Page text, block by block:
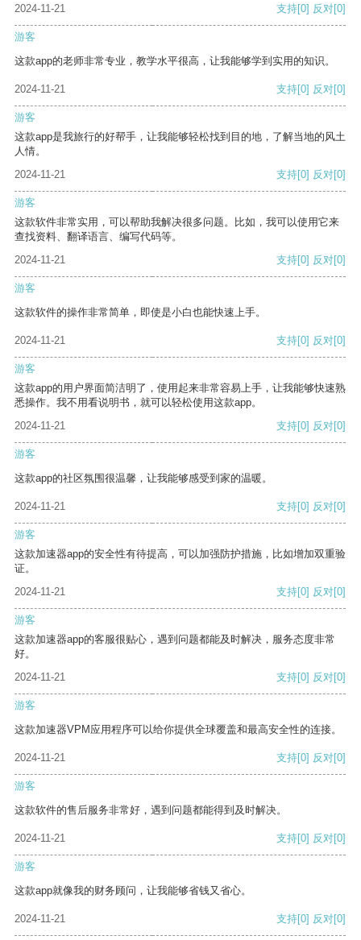
2024-11-21
支持[0] 反对[0]
游客
这款app的老师非常专业，教学水平很高，让我能够学到实用的知识。
2024-11-21 支持[0] 反对[0]
游客
这款app是我旅行的好帮手，让我能够轻松找到目的地，了解当地的风土
人情。
2024-11-21
支持[0] 反对[0]
游客
这款软件非常实用，可以帮助我解决很多问题。比如，我可以使用它来
查找资料、翻译语言、编写代码等。
2024-11-21
支持[0] 反对[0]
游客
这款软件的操作非常简单，即使是小白也能快速上手。
2024-11-21 支持[0] 反对[0]
游客
这款app的用户界面简洁明了，使用起来非常容易上手，让我能够快速熟
悉操作。我不用看说明书，就可以轻松使用这款app。
2024-11-21
支持[0] 反对[0]
游客
这款app的社区氛围很温馨，让我能够感受到家的温暖。
2024-11-21 支持[0] 反对[0]
游客
这款加速器app的安全性有待提高，可以加强防护措施，比如增加双重验
证。
2024-11-21
支持[0] 反对[0]
游客
这款加速器app的客服很贴心，遇到问题都能及时解决，服务态度非常
好。
2024-11-21
支持[0] 反对[0]
游客
这款加速器VPM应用程序可以给你提供全球覆盖和最高安全性的连接。
2024-11-21 支持[0] 反对[0]
游客
这款软件的售后服务非常好，遇到问题都能得到及时解决。
2024-11-21 支持[0] 反对[0]
游客
这款app就像我的财务顾问，让我能够省钱又省心。
2024-11-21 支持[0] 反对[0]